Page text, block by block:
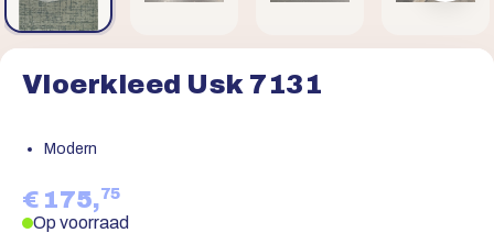
Vloerkleed Usk 7131
Modern
€ 175,75
Op voorraad